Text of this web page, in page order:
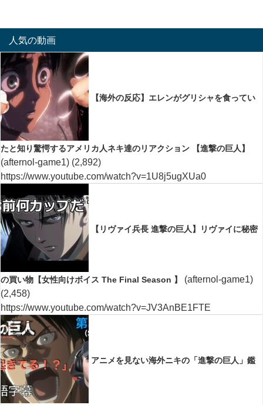
人気の動画
【海外の反応】エレンがグリシャを食ってい
たと知り驚愕するアメリカ人ネキ達のリアクション 【進撃の巨人】
(afternol-game1) (2,892)
https://www.youtube.com/watch?v=1U8j5ugXUa0
【リヴァイ兵長 進撃の巨人】リヴァイに秘密
の買い物【女性向けボイス The Final Season 】
(afternol-game1)
(2,458)
https://www.youtube.com/watch?v=JV3AnBE1FTE
アニメを見ない海外ニキの「進撃の巨人」鑑